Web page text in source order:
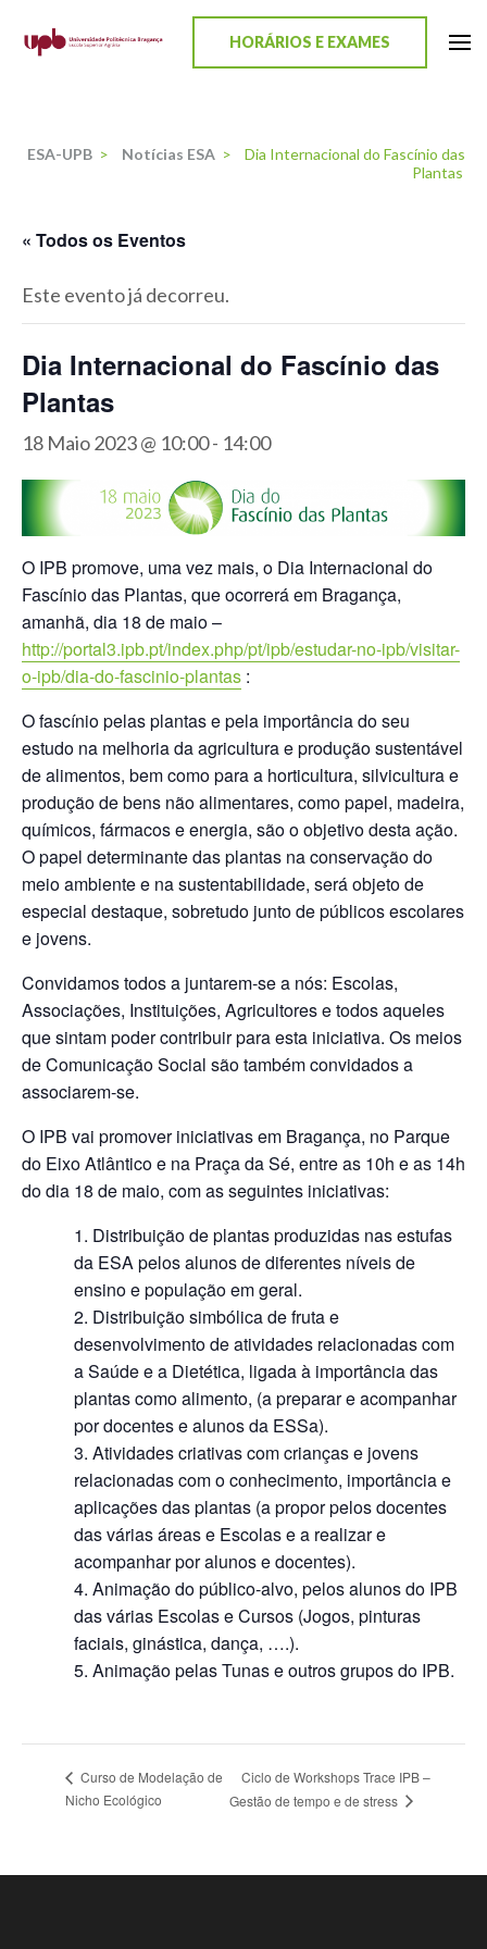
HORÁRIOS E EXAMES
ESA-UPB > Notícias ESA >
Dia Internacional do Fascínio das
Plantas
« Todos os Eventos
Este evento já decorreu.
Dia Internacional do Fascínio das
Plantas
18 Maio 2023 @ 10:00- 14:00
O IPB promove, uma vez mais, o Dia Internacional do
Fascínio das Plantas, que ocorrerá em Bragança,
amanhã, dia 18 de maio –
http://portal3.ipb.pt/index.php/pt/ipb/estudar-no-ipb/visitar-
o-ipb/dia-do-fascinio-plantas :
O fascínio pelas plantas e pela importância do seu
estudo na melhoria da agricultura e produção sustentável
de alimentos, bem como para a horticultura, silvicultura e
produção de bens não alimentares, como papel, madeira,
químicos, fármacos e energia, são o objetivo desta ação.
O papel determinante das plantas na conservação do
meio ambiente e na sustentabilidade, será objeto de
especial destaque, sobretudo junto de públicos escolares
e jovens.
Convidamos todos a juntarem‐se a nós: Escolas,
Associações, Instituições, Agricultores e todos aqueles
que sintam poder contribuir para esta iniciativa. Os meios
de Comunicação Social são também convidados a
associarem‐se.
O IPB vai promover iniciativas em Bragança, no Parque
do Eixo Atlântico e na Praça da Sé, entre as 10h e as 14h
do dia 18 de maio, com as seguintes iniciativas:
Distribuição de plantas produzidas nas estufas
da ESA pelos alunos de diferentes níveis de
ensino e população em geral.
Distribuição simbólica de fruta e
desenvolvimento de atividades relacionadas com
a Saúde e a Dietética, ligada à importância das
plantas como alimento, (a preparar e acompanhar
por docentes e alunos da ESSa).
Atividades criativas com crianças e jovens
relacionadas com o conhecimento, importância e
aplicações das plantas (a propor pelos docentes
das várias áreas e Escolas e a realizar e
acompanhar por alunos e docentes).
Animação do público‐alvo, pelos alunos do IPB
das várias Escolas e Cursos (Jogos, pinturas
faciais, ginástica, dança, ….).
Animação pelas Tunas e outros grupos do IPB.
Curso de Modelação de
Nicho Ecológico
Ciclo de Workshops Trace IPB –
Gestão de tempo e de stress